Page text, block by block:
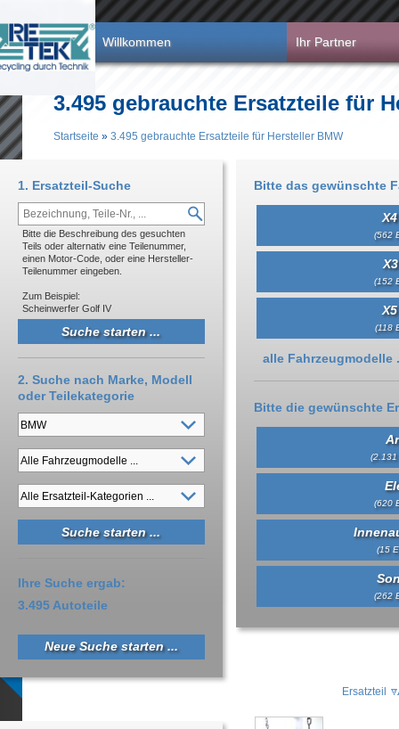
Willkommen Ihr Partner
3.495 gebrauchte Ersatzteile für
Startseite » 3.495 gebrauchte Ersatzteile für Hersteller BMW
Bitte das gewünschte
(562
(152
(118
Anzeigen
alle Fahrzeugmodelle
Bitte die gewünschte
(2.131
(620
(15
(262
Ersatzteil
1. Ersatzteil-Suche
Bitte die Beschreibung des gesuchten
Teils oder alternativ eine Teilenummer,
einen Motor-Code, oder eine Hersteller-
Teilenummer eingeben.
Zum Beispiel:
Scheinwerfer Golf IV
2. Suche nach Marke, Modell
oder Teilekategorie
Ihre Suche ergab:
3.495 Autoteile
Neue Suche starten ...